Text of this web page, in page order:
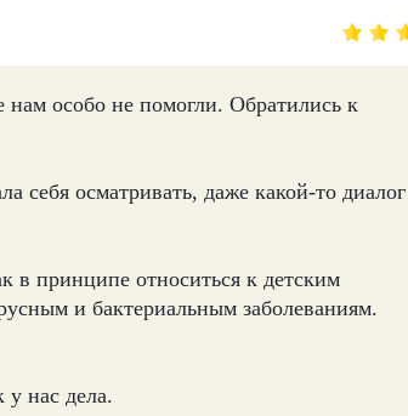
особо не помогли. Обратились к
себя осматривать, даже какой-то
в принципе относиться к детским
и бактериальным заболеваниям.
у нас дела.